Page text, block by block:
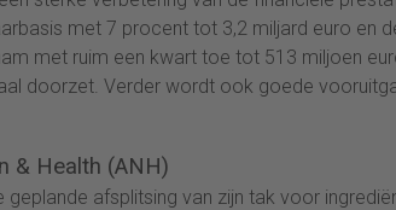
met 7 procent tot 3,2 miljard euro en
met ruim een kwart toe tot 513 miljoen
doorzet. Verder wordt ook goede
& Health (ANH)
afsplitsing van zijn tak voor